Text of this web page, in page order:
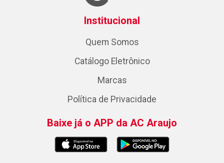
Institucional
Quem Somos
Catálogo Eletrônico
Marcas
Política de Privacidade
Baixe já o APP da AC Araujo